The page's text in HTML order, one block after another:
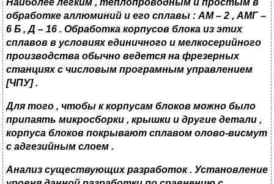
Наиболее легким , теплопроводным и простым в
обработке аллюминий и его сплавы : АМ – 2 , АМГ –
6 Б , Д – 16 . Обработка корпусов блока из этих
сплавов в условиях единичного и мелкосерийного
производства обычно ведется на фрезерных
станциях с числовым програмным управлением
[ЧПУ].
Для того , чтобы к корпусам блоков можно было
припаять микросборки , крышки и другие детали ,
корпуса блоков покрывают сплавом олово-висмут
с адгезийным слоем .
Анализ существующих разработок . Установление